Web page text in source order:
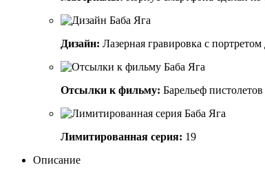
Дизайн: Лазерная гравировка с
Отсылки к фильму: Барельеф
Лимитированная серия: 19
Описание